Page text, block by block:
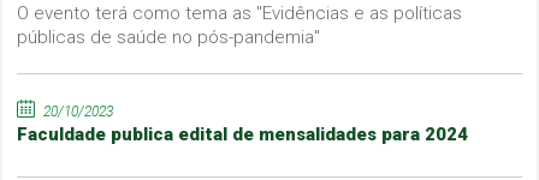
O evento terá como tema as "Evidências e as políticas
públicas de saúde no pós-pandemia"
20/10/2023
Faculdade publica edital de mensalidades para 2024